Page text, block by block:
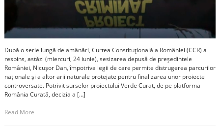
După o serie lungă de amânări, Curtea Constituțională a României (CCR) a
respins, astăzi (miercuri, 24 iunie), sesizarea depusă de președintele
României, Nicușor Dan, împotriva legii de care permite distrugerea parcurilor
naționale și a altor arii naturale protejate pentru finalizarea unor proiecte
controversate. Potrivit surselor proiectului Verde Curat, de pe platforma
România Curată, decizia a […]
Read More